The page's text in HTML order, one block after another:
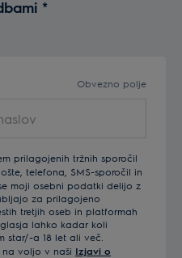
*
Obvezno polje
prilagojenih tržnih sporočil
telefona, SMS-sporočil in
moji osebni podatki delijo z
za prilagojeno
tretjih oseb in platformah
lahko kadar koli
star/-a 18 let ali več.
na voljo v naši Izjavi o